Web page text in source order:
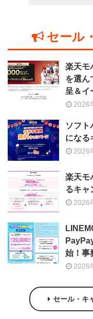
セール
楽天モ
を選ん
呈＆イ
2026
ソフト
になる
2026
楽天モ
るキャ
2026
始！事
2026
セール・キ